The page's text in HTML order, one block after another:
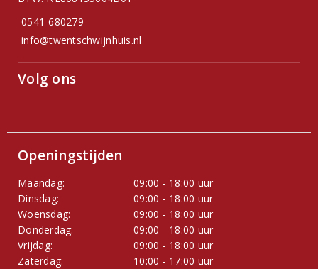
0541-680279
info@twentschwijnhuis.nl
Volg ons
Openingstijden
Maandag:
09:00 - 18:00 uur
Dinsdag:
09:00 - 18:00 uur
Woensdag:
09:00 - 18:00 uur
Donderdag:
09:00 - 18:00 uur
Vrijdag:
09:00 - 18:00 uur
Zaterdag:
10:00 - 17:00 uur